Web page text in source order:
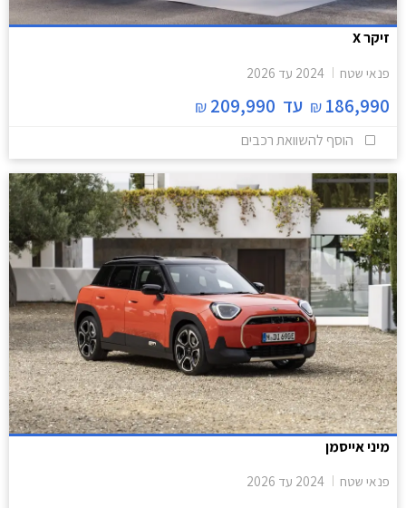
זיקר X
פנאי שטח 2024 עד 2026
186,990
₪ עד 209,990
₪
הוסף להשוואת רכבים
מיני אייסמן
פנאי שטח 2024 עד 2026